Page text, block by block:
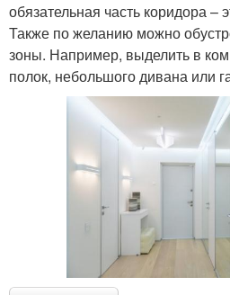
обязательная часть коридора –
Также по желанию можно
зоны. Например, выделить в
полок, небольшого дивана или